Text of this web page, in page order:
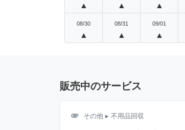
▲ ▲ ▲
08/30
▲
08/31
▲
09/01
▲
販売中のサービス
attachment その他 ▸ 不用品回収